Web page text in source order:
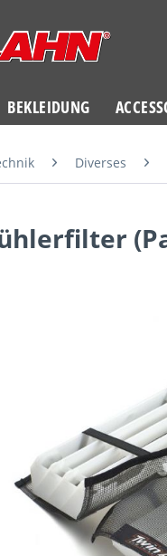
BEKLEIDUNG
Diverses